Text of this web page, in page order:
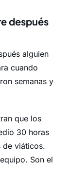
después
alguien
cuando
semanas y
que los
30 horas
de viáticos.
Son el